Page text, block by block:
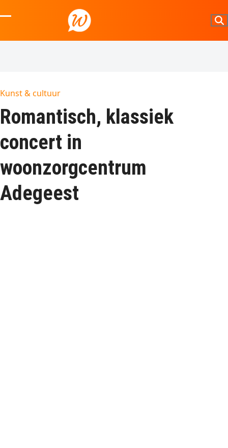
to
mobile
mobile
Kunst & cultuur
Romantisch, klassiek
concert in
woonzorgcentrum
Adegeest